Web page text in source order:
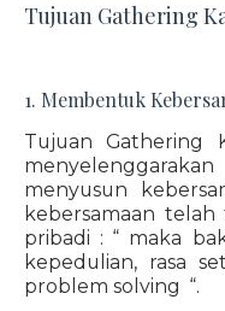
Tujuan Gathering
1. Membentuk
Tujuan Gathering
menyusun
kebersamaan
pribadi : “ maka
kepedulian, rasa
problem solving “.